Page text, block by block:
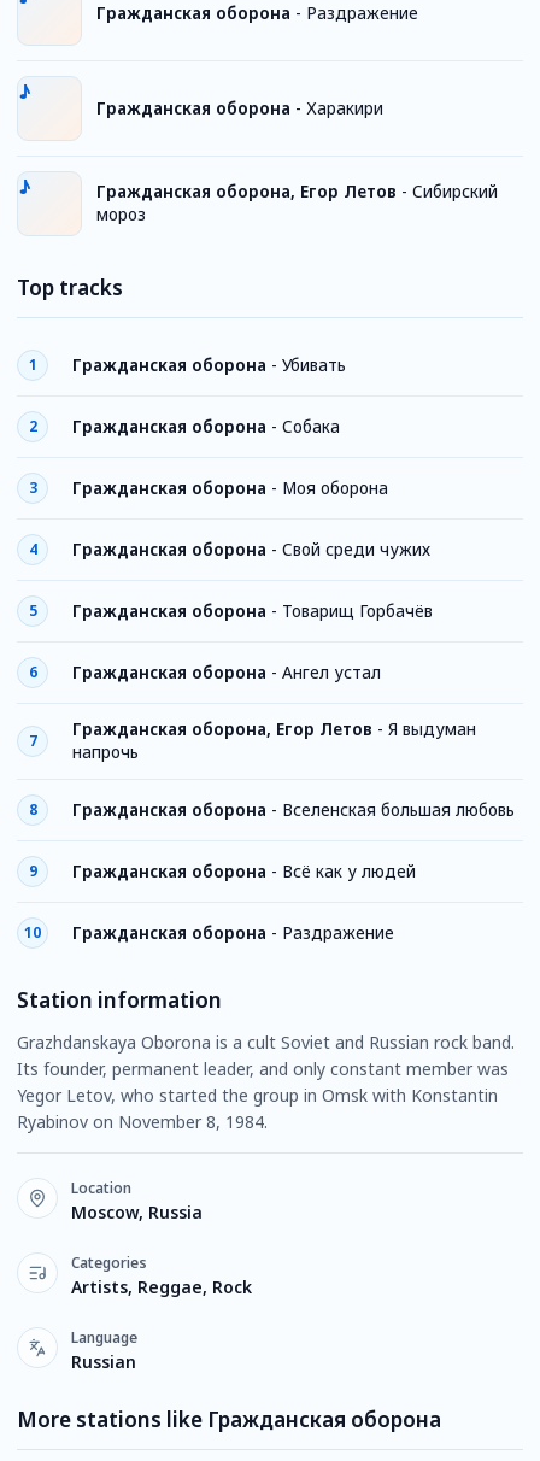
Гражданская оборона - Раздражение
Гражданская оборона - Харакири
Гражданская оборона, Егор Летов - Сибирский
мороз
Top tracks
1 Гражданская оборона - Убивать
2 Гражданская оборона - Собака
3 Гражданская оборона - Моя оборона
4 Гражданская оборона - Свой среди чужих
5 Гражданская оборона - Товарищ Горбачёв
6 Гражданская оборона - Ангел устал
7
Гражданская оборона, Егор Летов - Я выдуман
напрочь
8 Гражданская оборона - Вселенская большая любовь
9 Гражданская оборона - Всё как у людей
10 Гражданская оборона - Раздражение
Station information
Grazhdanskaya Oborona is a cult Soviet and Russian rock band.
Its founder, permanent leader, and only constant member was
Yegor Letov, who started the group in Omsk with Konstantin
Ryabinov on November 8, 1984.
Location
Moscow, Russia
Categories
Artists, Reggae, Rock
Language
Russian
More stations like Гражданская оборона